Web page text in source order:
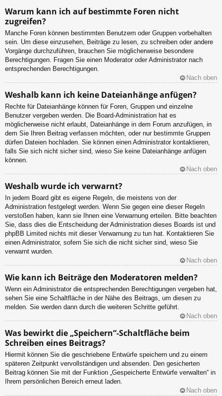
Warum kann ich auf bestimmte Foren nicht
zugreifen?
Manche Foren können bestimmten Benutzern oder Gruppen vorbehalten
sein. Um diese einzusehen, Beiträge zu lesen, zu schreiben oder andere
Vorgänge durchzuführen, brauchen Sie möglicherweise besondere
Berechtigungen. Fragen Sie einen Moderator oder Administrator nach
entsprechenden Berechtigungen.
Nach oben
Weshalb kann ich keine Dateianhänge anfügen?
Rechte für Dateianhänge können für Foren, Gruppen und einzelne
Benutzer vergeben werden. Die Board-Administration hat es
möglicherweise nicht erlaubt, Dateianhänge in dem Forum anzufügen, in
dem Sie Ihren Beitrag verfassen möchten, oder nur bestimmte Gruppen
dürfen Dateien hochladen. Sie können einen Administrator kontaktieren,
falls Sie sich nicht sicher sind, wieso Sie keine Dateianhänge anfügen
können.
Nach oben
Weshalb wurde ich verwarnt?
In jedem Board gibt es eigene Regeln, die meistens von der
Administration festgelegt werden. Wenn Sie gegen eine dieser Regeln
verstoßen haben, kann sie Ihnen eine Verwarnung erteilen. Bitte beachten
Sie, dass dies die Entscheidung der Administration dieses Boards ist und
phpBB Limited nichts mit dieser Verwarnung zu tun hat. Kontaktieren Sie
einen Administrator, sofern Sie sich die nicht sicher sind, wieso Sie
verwarnt wurden.
Nach oben
Wie kann ich Beiträge den Moderatoren melden?
Wenn ein Administrator die entsprechenden Berechtigungen vergeben hat,
sehen Sie eine Schaltfläche in der Nähe des Beitrags, um diesen zu
melden. Sie werden dann durch die weiteren Schritte geführt.
Nach oben
Was bewirkt die „Speichern“-Schaltfläche beim
Schreiben eines Beitrags?
Hiermit können Sie die geschriebene Entwürfe speichern und zu einem
späteren Zeitpunkt vervollständigen und absenden. Den gesicherten
Beitrag können Sie mit der Funktion „Gespeicherte Entwürfe verwalten“ in
Ihrem persönlichen Bereich erneut laden.
Nach oben